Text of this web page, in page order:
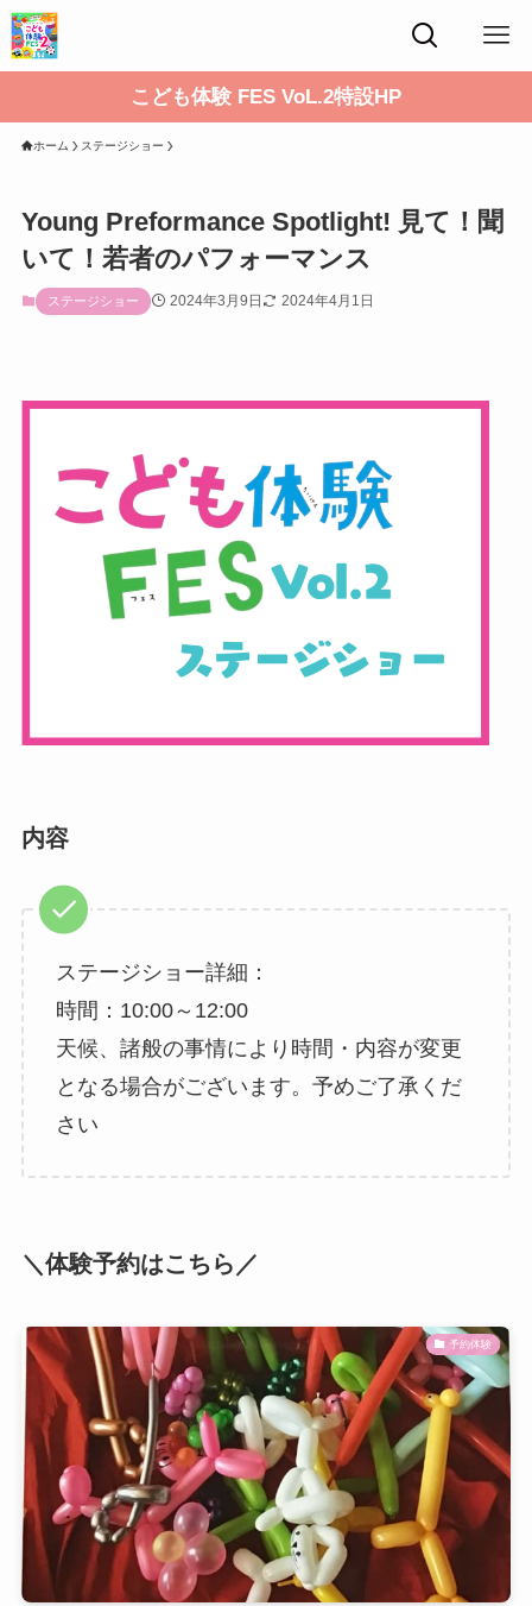
こども体験 FES VoL.2特設HP
ホーム ステージショー
Young Preformance Spotlight! 見て！聞
いて！若者のパフォーマンス
ステージショー 2024年3月9日 2024年4月1日
内容
ステージショー詳細：
時間：10:00～12:00
天候、諸般の事情により時間・内容が変更
となる場合がございます。予めご了承くだ
さい
＼体験予約はこちら／
予約体験